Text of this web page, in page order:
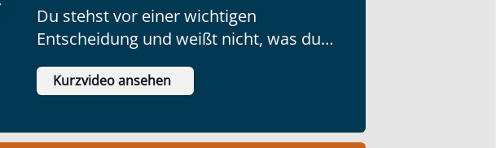
Du stehst vor einer wichtigen
Entscheidung und weißt nicht, was du
tun sollst?
Kurzvideo ansehen